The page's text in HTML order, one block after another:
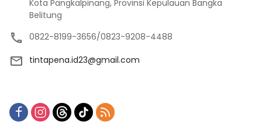
Kota Pangkalpinang, Provinsi Kepulauan Bangka
Belitung
0822-8199-3656/0823-9208-4488
tintapena.id23@gmail.com